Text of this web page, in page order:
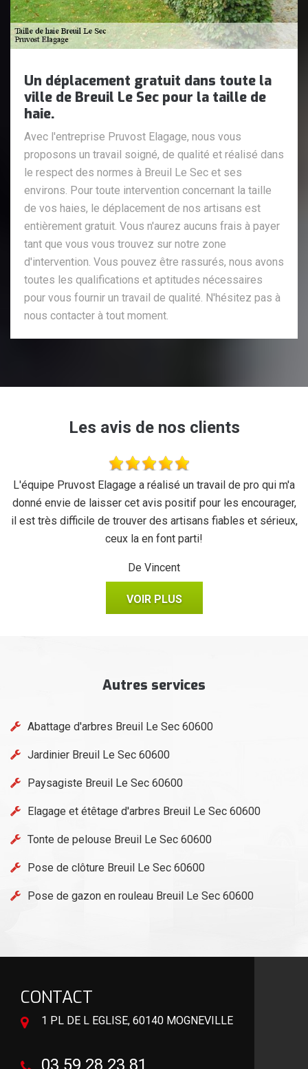
Un déplacement gratuit dans toute la
ville de Breuil Le Sec pour la taille de
haie.
Avec l'entreprise Pruvost Elagage, nous vous
proposons un travail soigné, de qualité et réalisé dans
le respect des normes à Breuil Le Sec et ses
environs. Pour toute intervention concernant la taille
de vos haies, le déplacement de nos artisans est
entièrement gratuit. Vous n'aurez aucuns frais à payer
tant que vous vous trouvez sur notre zone
d'intervention. Vous pouvez être rassurés, nous avons
toutes les qualifications et aptitudes nécessaires
pour vous fournir un travail de qualité. N'hésitez pas à
nous contacter à tout moment.
Les avis de nos clients
L'équipe Pruvost Elagage a réalisé un travail de pro qui m'a
donné envie de laisser cet avis positif pour les encourager,
il est très difficile de trouver des artisans fiables et sérieux,
ceux la en font parti!
De Vincent
VOIR PLUS
Autres services
Abattage d'arbres Breuil Le Sec 60600
Jardinier Breuil Le Sec 60600
Paysagiste Breuil Le Sec 60600
Elagage et étêtage d'arbres Breuil Le Sec 60600
Tonte de pelouse Breuil Le Sec 60600
Pose de clôture Breuil Le Sec 60600
Pose de gazon en rouleau Breuil Le Sec 60600
CONTACT
1 PL DE L EGLISE, 60140 MOGNEVILLE
03 59 28 23 81